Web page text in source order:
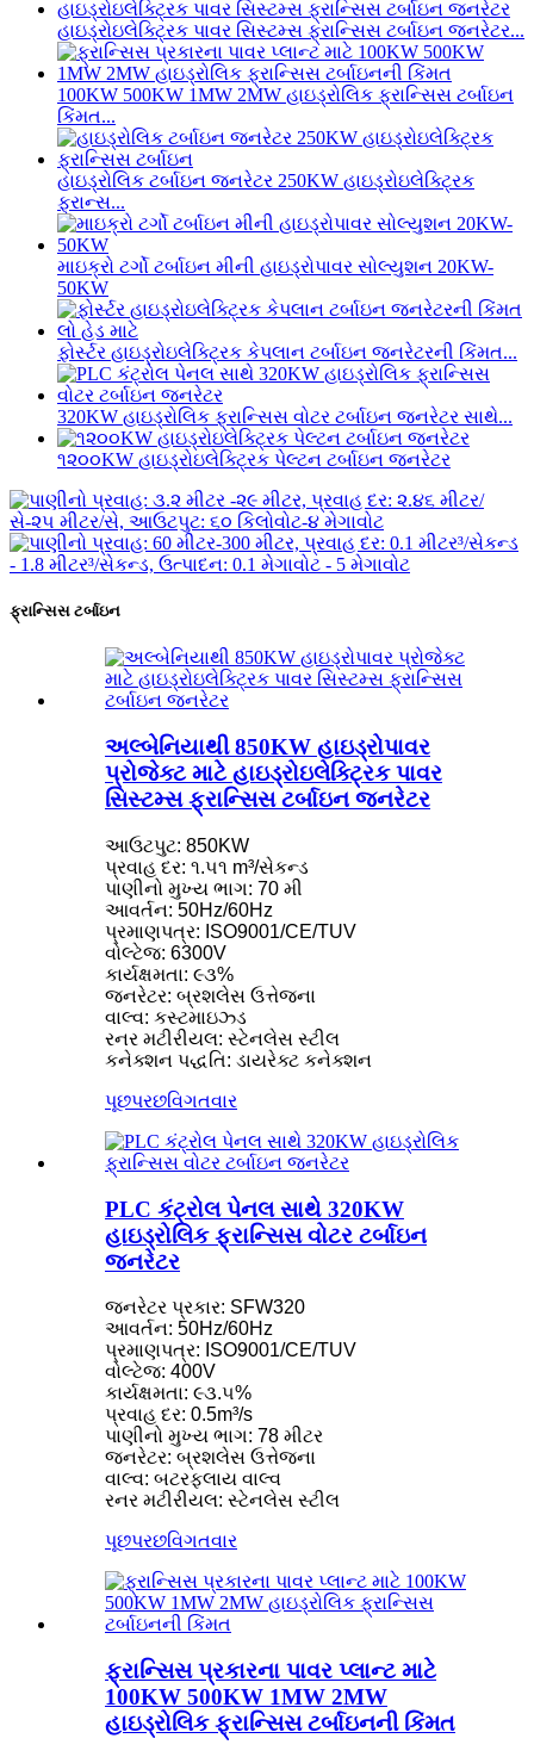
હાઇડ્રોઇલેક્ટ્રિક પાવર સિસ્ટમ્સ ફ્રાન્સિસ ટર્બાઇન જનરેટર...
100KW 500KW 1MW 2MW હાઇડ્રોલિક ફ્રાન્સિસ ટર્બાઇન
કિંમત...
હાઇડ્રોલિક ટર્બાઇન જનરેટર 250KW હાઇડ્રોઇલેક્ટ્રિક
ફ્રાન્સ...
માઇક્રો ટર્ગો ટર્બાઇન મીની હાઇડ્રોપાવર સોલ્યુશન 20KW-
50KW
ફોર્સ્ટર હાઇડ્રોઇલેક્ટ્રિક કેપલાન ટર્બાઇન જનરેટરની કિંમત...
320KW હાઇડ્રોલિક ફ્રાન્સિસ વોટર ટર્બાઇન જનરેટર સાથે...
૧૨૦૦KW હાઇડ્રોઇલેક્ટ્રિક પેલ્ટન ટર્બાઇન જનરેટર
ફ્રાન્સિસ ટર્બાઇન
અલ્બેનિયાથી 850KW હાઇડ્રોપાવર
પ્રોજેક્ટ માટે હાઇડ્રોઇલેક્ટ્રિક પાવર
સિસ્ટમ્સ ફ્રાન્સિસ ટર્બાઇન જનરેટર
આઉટપુટ: 850KW
પ્રવાહ દર: ૧.૫૧ m³/સેકન્ડ
પાણીનો મુખ્ય ભાગ: 70 મી
આવર્તન: 50Hz/60Hz
પ્રમાણપત્ર: ISO9001/CE/TUV
વોલ્ટેજ: 6300V
કાર્યક્ષમતા: ૯૩%
જનરેટર: બ્રશલેસ ઉત્તેજના
વાલ્વ: કસ્ટમાઇઝ્ડ
રનર મટીરીયલ: સ્ટેનલેસ સ્ટીલ
કનેક્શન પદ્ધતિ: ડાયરેક્ટ કનેક્શન
પૂછપરછવિગતવાર
PLC કંટ્રોલ પેનલ સાથે 320KW
હાઇડ્રોલિક ફ્રાન્સિસ વોટર ટર્બાઇન
જનરેટર
જનરેટર પ્રકાર: SFW320
આવર્તન: 50Hz/60Hz
પ્રમાણપત્ર: ISO9001/CE/TUV
વોલ્ટેજ: 400V
કાર્યક્ષમતા: ૯૩.૫%
પ્રવાહ દર: 0.5m³/s
પાણીનો મુખ્ય ભાગ: 78 મીટર
જનરેટર: બ્રશલેસ ઉત્તેજના
વાલ્વ: બટરફ્લાય વાલ્વ
રનર મટીરીયલ: સ્ટેનલેસ સ્ટીલ
પૂછપરછવિગતવાર
ફ્રાન્સિસ પ્રકારના પાવર પ્લાન્ટ માટે
100KW 500KW 1MW 2MW
હાઇડ્રોલિક ફ્રાન્સિસ ટર્બાઇનની કિંમત